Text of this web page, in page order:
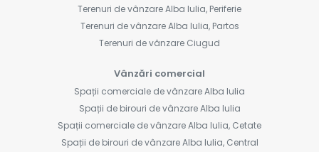
Terenuri de vânzare Alba Iulia, Periferie
Terenuri de vânzare Alba Iulia, Partos
Terenuri de vânzare Ciugud
Vânzări comercial
Spații comerciale de vânzare Alba Iulia
Spații de birouri de vânzare Alba Iulia
Spații comerciale de vânzare Alba Iulia, Cetate
Spații de birouri de vânzare Alba Iulia, Central